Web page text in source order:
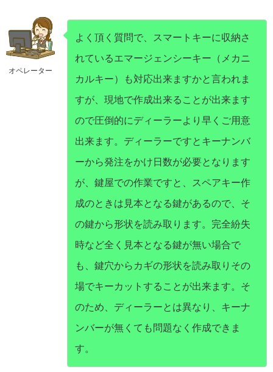
オペレーター
よく頂く質問で、スマートキーに収納さ
れているエマージェンシーキー（メカニ
カルキー）も対応出来ますかと言われま
すが、現地で作成出来ることが出来ます
ので圧倒的にディーラーより早くご用意
出来ます。ディーラーですとキーナンバ
ーから発注をかけ日数が必要となります
が、鍵屋での作業ですと、スペアキー作
成のときは見本となる鍵があるので、そ
の鍵から形状を読み取ります。完全紛失
時など全く見本となる鍵が無い場合で
も、鍵穴からカギの形状を読み取りその
場でキーカットすることが出来ます。そ
のため、ディーラーとは異なり、キーナ
ンバーが無くても問題なく作成できま
す。